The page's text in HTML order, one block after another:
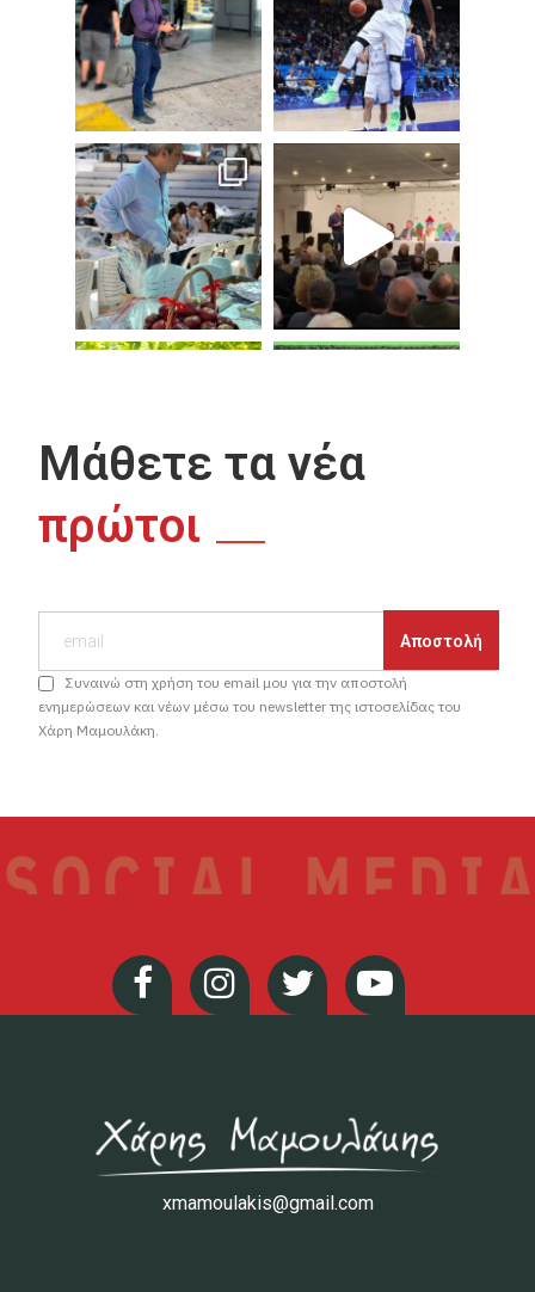
Μάθετε τα νέα
πρώτοι
Συναινώ στη χρήση του email μου για την αποστολή
ενημερώσεων και νέων μέσω του newsletter της ιστοσελίδας του
Χάρη Μαμουλάκη.
xmamoulakis@gmail.com